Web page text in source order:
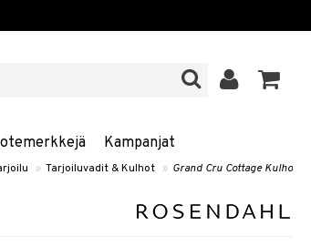
Kampanjat
» Tarjoiluvadit & Kulhot » Grand Cru Cottage Kulho